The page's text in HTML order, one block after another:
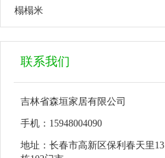
榻榻米
联系我们
吉林省森垣家居有限公司
手机：15948004090
地址：长春市高新区保利春天里13